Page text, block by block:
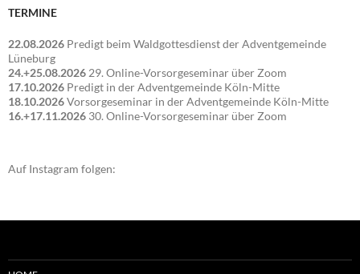
TERMINE
22.08.2026 Predigt beim Waldgottesdienst der Adventgemeinde
Lüneburg
24.+25.08.2026 29. Online-Vorsorgeseminar über Zoom
17.10.2026 Predigt in der Adventgemeinde Köln-Mitte
18.10.2026Vorsorgeseminar in der Adventgemeinde Köln-Mitte
16.+17.11.2026 30. Online-Vorsorgeseminar über Zoom
Auf Instagram folgen: